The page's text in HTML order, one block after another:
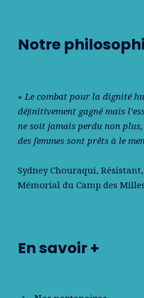
Notre
« Le combat pour la dignité
déﬁnitivement gagné mais
ne soit jamais perdu non
des femmes sont prêts à le
Sydney Chouraqui,
Mémorial du Camp des
En savoir +